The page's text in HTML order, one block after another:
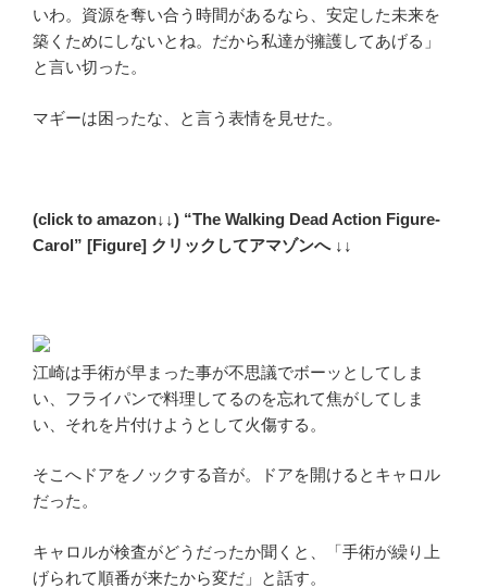
いわ。資源を奪い合う時間があるなら、安定した未来を
築くためにしないとね。だから私達が擁護してあげる」
と言い切った。
マギーは困ったな、と言う表情を見せた。
(click to amazon↓↓) “The Walking Dead Action Figure-
Carol” [Figure] クリックしてアマゾンへ ↓↓
江崎は手術が早まった事が不思議でボーッとしてしま
い、フライパンで料理してるのを忘れて焦がしてしま
い、それを片付けようとして火傷する。
そこへドアをノックする音が。ドアを開けるとキャロル
だった。
キャロルが検査がどうだったか聞くと、「手術が繰り上
げられて順番が来たから変だ」と話す。